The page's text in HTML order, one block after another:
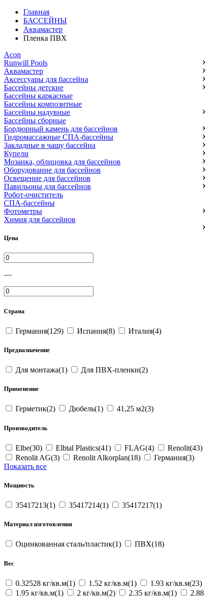
Главная
БАССЕЙНЫ
Аквамастер
Пленка ПВХ
Acon
Runwill Pools
Аквамастер
Аксессуары для бассейна
Бассейны детские
Бассейны каркасные
Бассейны композитные
Бассейны надувные
Бассейны сборные
Бордюрный камень для бассейнов
Гидромассажные СПА-бассейны
Закладные в чашу бассейна
Купели
Мозаика, облицовка для бассейнов
Оборудование для бассейнов
Освещение для бассейнов
Павильоны для бассейнов
Робот-очиститель
СПА-бассейны
Фотометры
Химия для бассейнов
Цена
—
Страна
Германия(129) Испания(8) Италия(4)
Предназначение
Для монтажа(1) Для ПВХ-пленки(2)
Применение
Герметик(2) Дюбель(1) 41,25 м2(3)
Производитель
Elbe(30) Elbtal Plastics(41) FLAG(4)
Renolit(43)
Renolit AG(3)
Renolit Alkorplan(18)
Германия(3)
Показать все
Мощность
35417213(1) 35417214(1) 35417217(1)
Материал изготовления
Оцинкованная сталь/пластик(1) ПВХ(18)
Вес
0.32528 кг/кв.м(1) 1.52 кг/кв.м(1)
1.93 кг/кв.м(23)
1.95 кг/кв.м(1)
2 кг/кв.м(2) 2.35 кг/кв.м(1)
2.88